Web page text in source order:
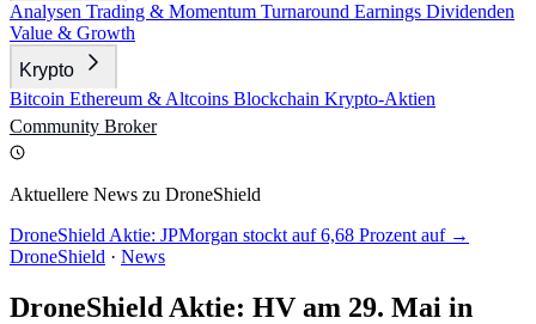
Analysen Trading & Momentum Turnaround Earnings Dividenden
Value & Growth
Krypto
Bitcoin Ethereum & Altcoins Blockchain Krypto-Aktien
Community Broker
Aktuellere News zu DroneShield
DroneShield Aktie: JPMorgan stockt auf 6,68 Prozent auf →
DroneShield · News
DroneShield Aktie: HV am 29. Mai in